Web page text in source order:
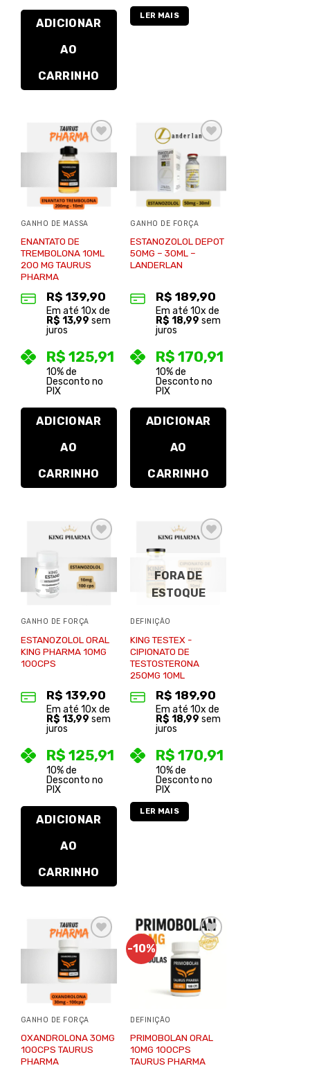
ADICIONAR
AO
CARRINHO
LER MAIS
Adicionar
à lista de
GANHO DE MASSA
ENANTATO DE
TREMBOLONA 10ML
200 MG TAURUS
PHARMA
R$ 139,90
Em até 10x de
R$ 13,99 sem
juros
R$ 125,91
10% de
Desconto no
PIX
ADICIONAR
AO
CARRINHO
Adicionar
à lista de
desejos
GANHO DE FORÇA
ESTANOZOLOL DEPOT
50MG – 30ML –
LANDERLAN
R$ 189,90
Em até10x de
R$ 18,99 sem
juros
R$ 170,91
10% de
Desconto no
PIX
ADICIONAR
AO
CARRINHO
à lista de
desejos
GANHO DE FORÇA
ESTANOZOLOL ORAL
KING PHARMA 10MG
100CPS
R$ 139,90
Em até 10x de
R$ 13,99 sem
juros
R$ 125,91
10% de
Desconto no
PIX
ADICIONAR
AO
CARRINHO
à lista de
desejos
FORA DE
ESTOQUE
DEFINIÇÃO
KING TESTEX -
CIPIONATO DE
TESTOSTERONA
250MG 10ML
R$ 189,90
Em até10x de
R$ 18,99 sem
juros
R$ 170,91
10% de
Desconto no
PIX
LER MAIS
Adicionar
à lista de
GANHO DE FORÇA
OXANDROLONA 30MG
100CPS TAURUS
PHARMA
-10%
Adicionar
à lista de
desejos
DEFINIÇÃO
PRIMOBOLAN ORAL
10MG 100CPS
TAURUS PHARMA